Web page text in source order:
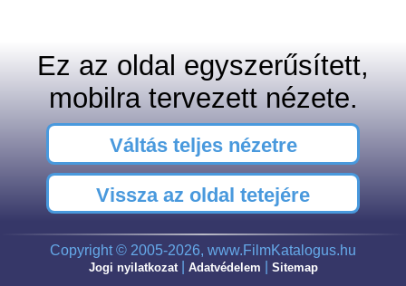
Ez az oldal egyszerűsített,
mobilra tervezett nézete.
Váltás teljes nézetre
Vissza az oldal tetejére
Copyright © 2005-2026, www.FilmKatalogus.hu
Jogi nyilatkozat| Adatvédelem Sitemap